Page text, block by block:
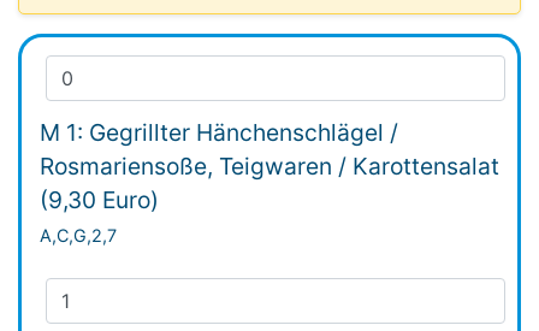
M 1: Gegrillter Hänchenschlägel /
Rosmariensoße, Teigwaren / Karottensalat
(9,30 Euro)
A,C,G,2,7